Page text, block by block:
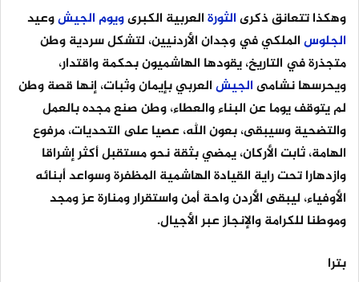
وهكذا تتعانق ذكرىالثورةالعربية الكبرىويوم الجيشوعيد
الجلوسالملكي في وجدان الأردنيين، لتشكل سردية وطن
متجذرة في التاريخ، يقودها الهاشميون بحكمة واقتدار،
ويحرسها نشامىالجيشالعربي بإيمان وثبات، إنها قصة وطن
لم يتوقف يوما عن البناء والعطاء، وطن صنع مجده بالعمل
والتضحية وسيبقى، بعون الله، عصيا على التحديات، مرفوع
الهامة، ثابت الأركان، يمضي بثقة نحو مستقبل أكثر إشراقا
وازدهارا تحت راية القيادة الهاشمية المظفرة وسواعد أبنائه
الأوفياء، ليبقى الأردن واحة أمن واستقرار ومنارة عز ومجد
وموطنا للكرامة والإنجاز عبر الأجيال.
بترا